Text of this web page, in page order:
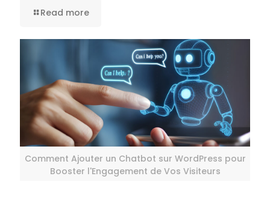
Read more
Comment Ajouter un Chatbot sur WordPress pour
Booster l'Engagement de Vos Visiteurs